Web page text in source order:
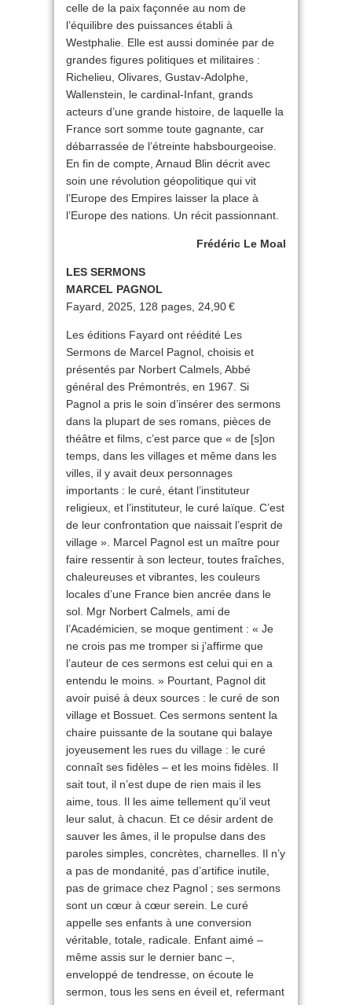
celle de la paix façonnée au nom de
l’équilibre des puissances établi à
Westphalie. Elle est aussi dominée par de
grandes figures politiques et militaires :
Richelieu, Olivares, Gustav-Adolphe,
Wallenstein, le cardinal-Infant, grands
acteurs d’une grande histoire, de laquelle la
France sort somme toute gagnante, car
débarrassée de l’étreinte habsbourgeoise.
En fin de compte, Arnaud Blin décrit avec
soin une révolution géopolitique qui vit
l’Europe des Empires laisser la place à
l’Europe des nations. Un récit passionnant.
Frédéric Le Moal
LES SERMONS
MARCEL PAGNOL
Fayard, 2025, 128 pages, 24,90 €
Les éditions Fayard ont réédité Les
Sermons de Marcel Pagnol, choisis et
présentés par Norbert Calmels, Abbé
général des Prémontrés, en 1967. Si
Pagnol a pris le soin d’insérer des sermons
dans la plupart de ses romans, pièces de
théâtre et films, c’est parce que « de [s]on
temps, dans les villages et même dans les
villes, il y avait deux personnages
importants : le curé, étant l’instituteur
religieux, et l’instituteur, le curé laïque. C’est
de leur confrontation que naissait l’esprit de
village ». Marcel Pagnol est un maître pour
faire ressentir à son lecteur, toutes fraîches,
chaleureuses et vibrantes, les couleurs
locales d’une France bien ancrée dans le
sol. Mgr Norbert Calmels, ami de
l’Académicien, se moque gentiment : « Je
ne crois pas me tromper si j’affirme que
l’auteur de ces sermons est celui qui en a
entendu le moins. » Pourtant, Pagnol dit
avoir puisé à deux sources : le curé de son
village et Bossuet. Ces sermons sentent la
chaire puissante de la soutane qui balaye
joyeusement les rues du village : le curé
connaît ses fidèles – et les moins fidèles. Il
sait tout, il n’est dupe de rien mais il les
aime, tous. Il les aime tellement qu’il veut
leur salut, à chacun. Et ce désir ardent de
sauver les âmes, il le propulse dans des
paroles simples, concrètes, charnelles. Il n’y
a pas de mondanité, pas d’artifice inutile,
pas de grimace chez Pagnol ; ses sermons
sont un cœur à cœur serein. Le curé
appelle ses enfants à une conversion
véritable, totale, radicale. Enfant aimé –
même assis sur le dernier banc –,
enveloppé de tendresse, on écoute le
sermon, tous les sens en éveil et, refermant